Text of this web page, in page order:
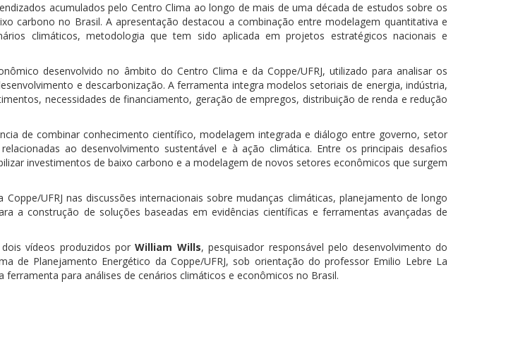
acumulados pelo Centro Clima ao longo de mais de uma década de estudos sobre os
carbono no Brasil. A apresentação destacou a combinação entre modelagem quantitativa e
climáticos, metodologia que tem sido aplicada em projetos estratégicos nacionais e
desenvolvido no âmbito do Centro Clima e da Coppe/UFRJ, utilizado para analisar os
e descarbonização. A ferramenta integra modelos setoriais de energia, indústria,
necessidades de financiamento, geração de empregos, distribuição de renda e redução
de combinar conhecimento científico, modelagem integrada e diálogo entre governo, setor
ao desenvolvimento sustentável e à ação climática. Entre os principais desafios
investimentos de baixo carbono e a modelagem de novos setores econômicos que surgem
UFRJ nas discussões internacionais sobre mudanças climáticas, planejamento de longo
a construção de soluções baseadas em evidências científicas e ferramentas avançadas de
vídeos produzidos porWilliam Wills, pesquisador responsável pelo desenvolvimento do
de Planejamento Energético da Coppe/UFRJ, sob orientação do professor Emilio Lebre La
para análises de cenários climáticos e econômicos no Brasil.